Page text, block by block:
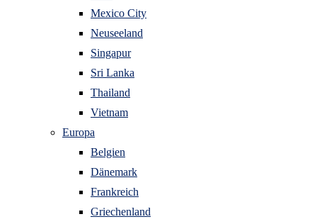
Mexico City
Neuseeland
Singapur
Sri Lanka
Thailand
Vietnam
Europa
Belgien
Dänemark
Frankreich
Griechenland